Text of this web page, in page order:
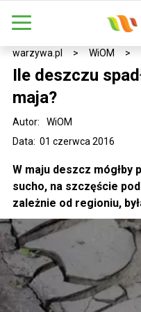
warzywa.pl > WiOM >
Ile deszczu
maja?
Data: 01 czerwca 2016
Autor: WiOM
W maju deszcz mógłby
sucho, na szczęście
zależnie od regioniu,